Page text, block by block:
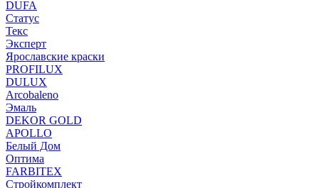
DUFA
Статус
Текс
Эксперт
Ярославские краски
PROFILUX
DULUX
Arcobaleno
Эмаль
DEKOR GOLD
APOLLO
Белый Дом
Оптима
FARBITEX
Стройкомплект